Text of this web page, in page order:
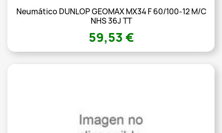
Neumático DUNLOP GEOMAX MX34 F 60/100-12 M/C
NHS 36J TT
59,53 €